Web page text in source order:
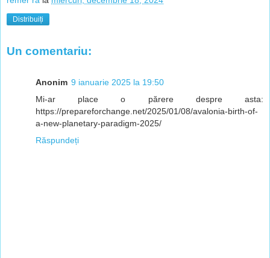
Distribuiți
Un comentariu:
Anonim 9 ianuarie 2025 la 19:50
Mi-ar place o părere despre asta:
https://prepareforchange.net/2025/01/08/avalonia-birth-of-
a-new-planetary-paradigm-2025/
Răspundeți